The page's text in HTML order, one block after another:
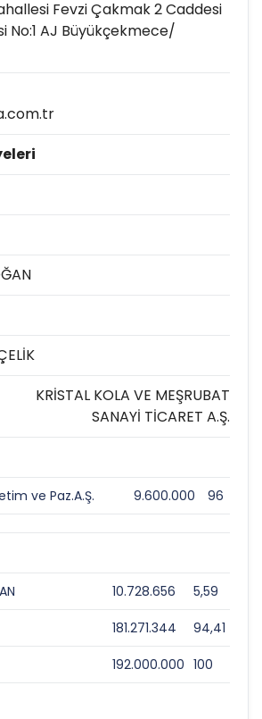
Fevzi Çakmak 2 Caddesi
No:1 AJ Büyükçekmece/
KRİSTAL KOLA VE MEŞRUBAT
SANAYİ TİCARET A.Ş.
ve Paz.A.Ş. 9.600.000 96
10.728.656 5,59
181.271.344 94,41
192.000.000 100